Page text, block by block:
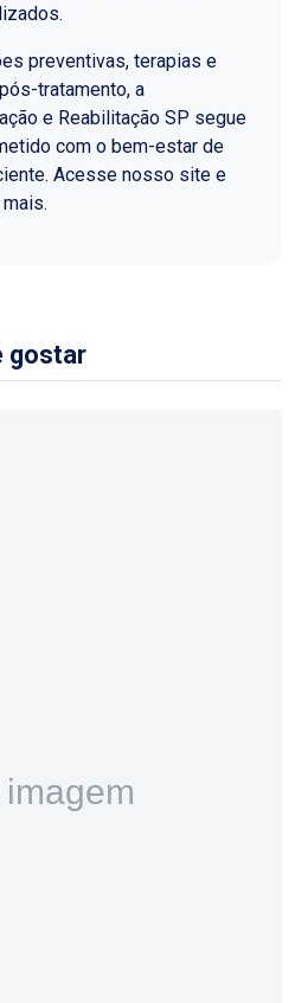
preventivas, terapias e
tratamento, a
e Reabilitação SP segue
com o bem-estar de
Acesse nosso site e
gostar